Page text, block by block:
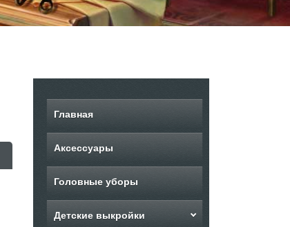
Главная
Аксессуары
Головные уборы
Детские выкройки